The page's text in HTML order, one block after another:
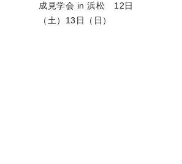
成見学会 in 浜松 12日
（土）13日（日）